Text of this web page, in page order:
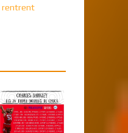
rentrent